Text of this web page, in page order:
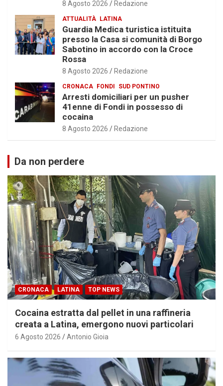
8 Agosto 2026 Redazione
ATTUALITÀ LATINA
Guardia Medica turistica istituita
presso la Casa si comunità di Borgo
Sabotino in accordo con la Croce
Rossa
8 Agosto 2026 Redazione
CRONACA FONDI SUD PONTINO
Arresti domiciliari per un pusher
41enne di Fondi in possesso di
cocaina
8 Agosto 2026 Redazione
Da non perdere
CRONACA LATINA TOP NEWS
Cocaina estratta dal pellet in una raffineria
creata a Latina, emergono nuovi particolari
6 Agosto 2026 Antonio Gioia